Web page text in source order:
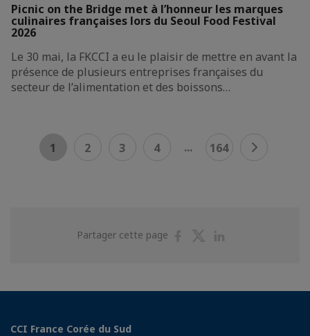
Picnic on the Bridge met à l’honneur les marques
culinaires françaises lors du Seoul Food Festival
2026
Le 30 mai, la FKCCI a eu le plaisir de mettre en avant la
présence de plusieurs entreprises françaises du
secteur de l’alimentation et des boissons…
1 2 3 4 ... 164
Partager cette page
PartagerPartager
CCI France Corée du Sud